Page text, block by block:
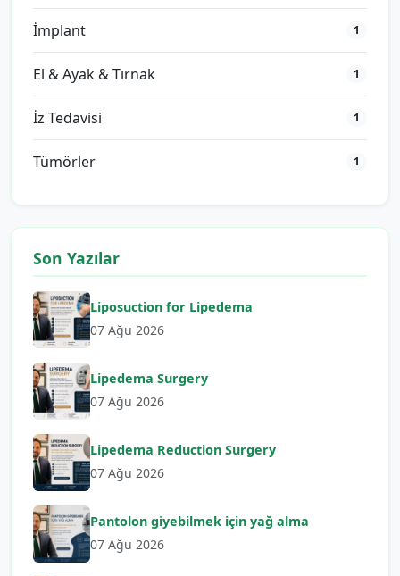
İmplant 1
El & Ayak & Tırnak 1
İz Tedavisi 1
Tümörler 1
Son Yazılar
Liposuction for Lipedema
07 Ağu 2026
Lipedema Surgery
07 Ağu 2026
Lipedema Reduction Surgery
07 Ağu 2026
Pantolon giyebilmek için yağ alma
07 Ağu 2026